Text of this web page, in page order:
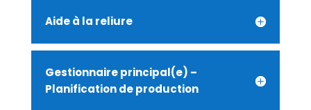
Aide à la reliure
Gestionnaire principal(e) –
Planification de production